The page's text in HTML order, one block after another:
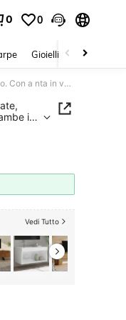
0 0
Gioielli E Accessori
Mobile porta TV basso in stile retrò: maniglie dorate, ampio spazio contenitivo. Con a nta in vetro e gambe in legno massello.
in
Vedi Tutto